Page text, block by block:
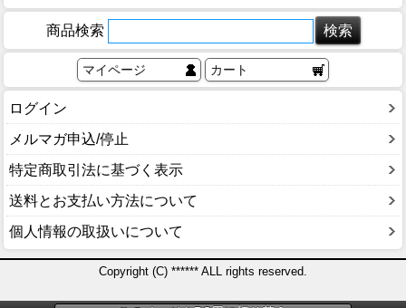
商品検索
マイページ カート
ログイン
メルマガ申込/停止
特定商取引法に基づく表示
送料とお支払い方法について
個人情報の取扱いについて
Copyright (C) ****** ALL rights reserved.